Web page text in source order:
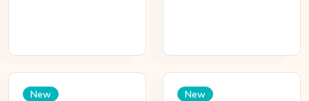
New New